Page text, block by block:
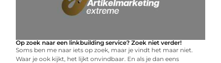
Op zoek naar een linkbuilding service? Zoek niet verder!
Soms ben me naar iets op zoek, maar je vindt het maar niet.
Waar je ook kijkt, het lijkt onvindbaar. En als je dan eens